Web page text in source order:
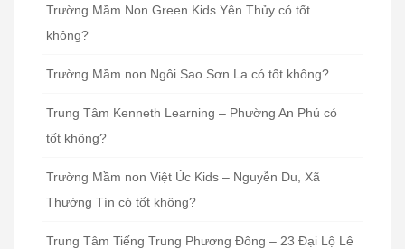
Trường Mầm Non Green Kids Yên Thủy có tốt
không?
Trường Mầm non Ngôi Sao Sơn La có tốt không?
Trung Tâm Kenneth Learning – Phường An Phú có
tốt không?
Trường Mầm non Việt Úc Kids – Nguyễn Du, Xã
Thường Tín có tốt không?
Trung Tâm Tiếng Trung Phương Đông – 23 Đại Lộ Lê